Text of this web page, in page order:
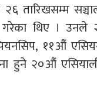
तारिखसम्म सञ्चालन
गरेका थिए ।
११औं
हुने २०औं एसियाली